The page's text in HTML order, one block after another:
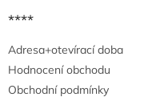
****
Adresa+otevírací doba
Hodnocení obchodu
Obchodní podmínky